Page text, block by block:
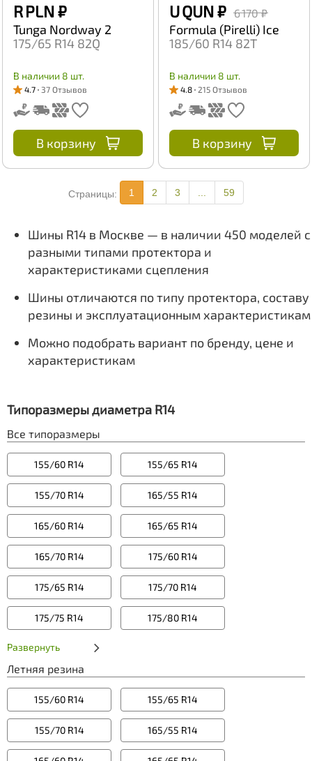
R PLN₽
Tunga Nordway 2
175/65 R14 82Q
В наличии 8 шт.
4.7 37 Отзывов
В корзину
U QUN₽ 6 170 ₽
Formula (Pirelli) Ice
185/60 R14 82T
В наличии 8 шт.
4.8 215 Отзывов
В корзину
Страницы: 1 2 3 59
Шины R14 в Москве — в наличии 450 моделей с
разными типами протектора и
характеристиками сцепления
Шины отличаются по типу протектора, составу
резины и эксплуатационным характеристикам
Можно подобрать вариант по бренду, цене и
характеристикам
Типоразмеры диаметра R14
Все типоразмеры
155/60 R14 155/65 R14
155/70 R14 165/55 R14
165/60 R14 165/65 R14
165/70 R14 175/60 R14
175/65 R14 175/70 R14
175/75 R14 175/80 R14
Развернуть
Летняя резина
155/60 R14 155/65 R14
155/70 R14 165/55 R14